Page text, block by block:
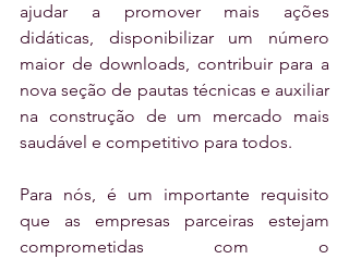
ajudar a promover mais ações
didáticas, disponibilizar um número
maior de downloads, contribuir para a
nova seção de pautas técnicas e auxiliar
na construção de um mercado mais
saudável e competitivo para todos.
Para nós, é um importante requisito
que as empresas parceiras estejam
comprometidas com o